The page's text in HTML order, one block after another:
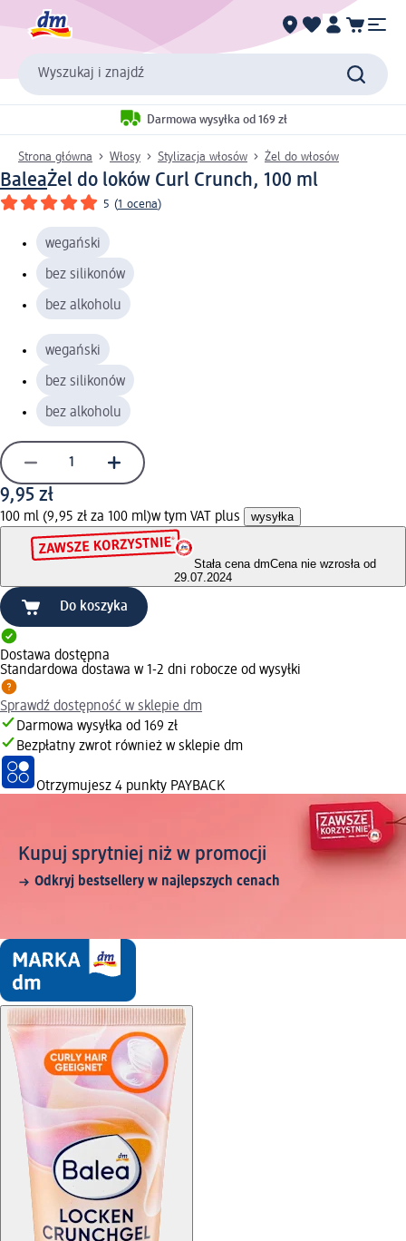
Wyszukaj i znajdź
Darmowa wysyłka od 169 zł
Strona główna Włosy Stylizacja włosów Żel do włosów
BaleaŻel do loków Curl Crunch, 100 ml
5 (1 ocena)
wegański
bez silikonów
bez alkoholu
wegański
bez silikonów
bez alkoholu
9,95 zł
100 ml (9,95 zł za 100 ml)w tym VAT plus wysyłka
Stała cena dmCena nie wzrosła od
29.07.2024
Do koszyka
Dostawa dostępna
Standardowa dostawa w 1-2 dni robocze od wysyłki
Sprawdź dostępność w sklepie dm
Darmowa wysyłka od 169 zł
Bezpłatny zwrot również w sklepie dm
Otrzymujesz 4 punkty PAYBACK
Kupuj sprytniej niż w promocji
Odkryj bestsellery w najlepszych cenach